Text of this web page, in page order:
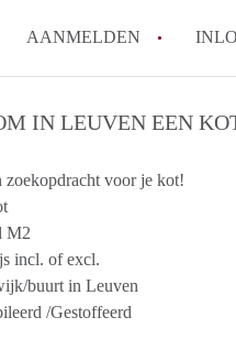
AANMELDEN
IN LEUVEN EEN
zoekopdracht voor je kot!
M2
incl. of excl.
buurt in Leuven
/Gestoffeerd